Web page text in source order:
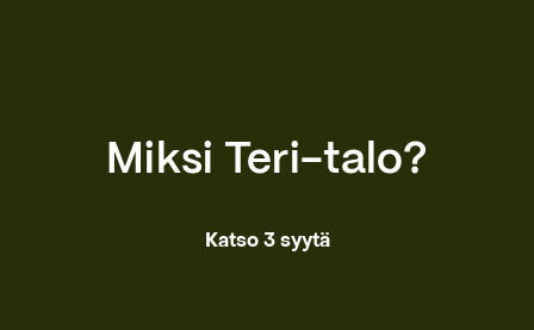
Miksi Teri-talo?
Katso 3 syytä